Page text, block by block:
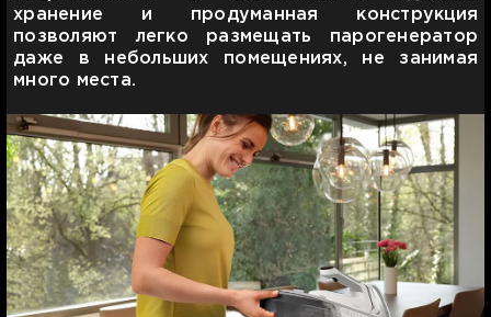
хранение и продуманная конструкция
позволяют легко размещать парогенератор
даже в небольших помещениях, не занимая
много места.